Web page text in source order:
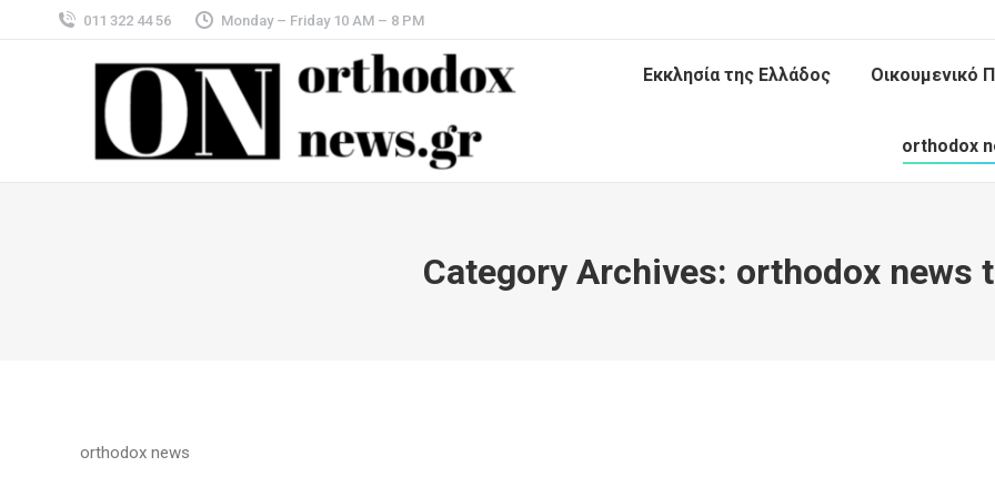
011 322 44 56 Monday – Friday 10 AM – 8 PM
Εκκλησία της Ελλάδος Οικουμενικό
orthodox
Category Archives: orthodox news
orthodox news